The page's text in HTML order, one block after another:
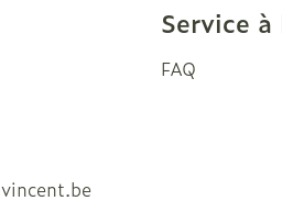
Service
FAQ